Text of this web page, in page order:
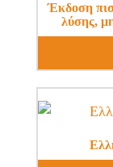
Έκδοση
λύσης,